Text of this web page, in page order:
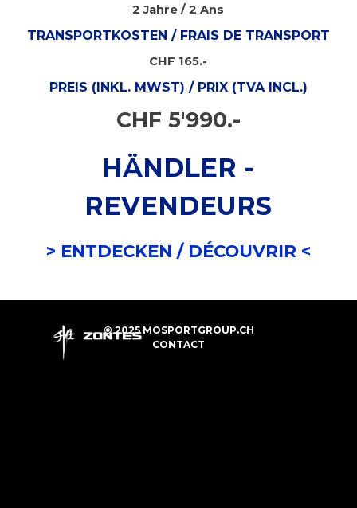
2 Jahre / 2 Ans
TRANSPORTKOSTEN / FRAIS DE TRANSPORT
CHF 165.-
PREIS (INKL. MWST) / PRIX (TVA INCL.)
CHF 5'990.-
HÄNDLER -
REVENDEURS
> ENTDECKEN / DÉCOUVRIR <
© 2025 MOSPORTGROUP.CH
CONTACT